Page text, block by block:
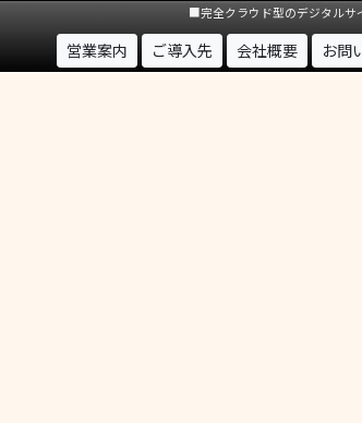
■完全クラウド型のデジタルサ
営業案内 (現位置)
ご導入先 会社概要 お問